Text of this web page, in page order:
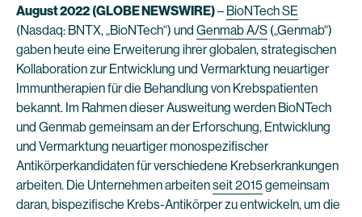
August 2022 (GLOBE NEWSWIRE)– BioNTech SE
(Nasdaq: BNTX, „BioNTech“) und Genmab A/S („Genmab“)
gaben heute eine Erweiterung ihrer globalen, strategischen
Kollaboration zur Entwicklung und Vermarktung neuartiger
Immuntherapien für die Behandlung von Krebspatienten
bekannt. Im Rahmen dieser Ausweitung werden BioNTech
und Genmab gemeinsam an der Erforschung, Entwicklung
und Vermarktung neuartiger monospezifischer
Antikörperkandidaten für verschiedene Krebserkrankungen
arbeiten. Die Unternehmen arbeitenseit 2015gemeinsam
daran, bispezifische Krebs-Antikörper zu entwickeln, um die